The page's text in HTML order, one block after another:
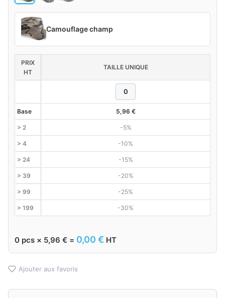
Camouflage champ
PRIX
HT
TAILLE UNIQUE
Base 5,96 €
> 2 -5%
> 4 -10%
> 24 -15%
> 39 -20%
> 99 -25%
> 199 -30%
0 pcs × 5,96 € = 0,00 € HT
Ajouter aux favoris